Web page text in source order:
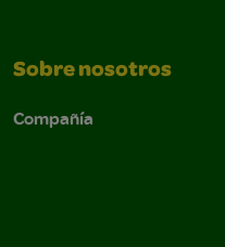
Sobre nosotros
Compañía